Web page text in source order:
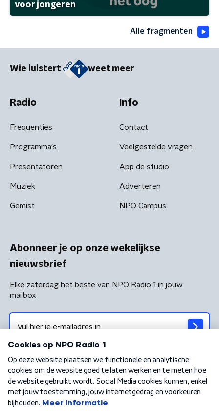
voor jongeren
Alle fragmenten
Wie luistert weet meer
Radio
Frequenties
Programma's
Presentatoren
Muziek
Gemist
Info
Contact
Veelgestelde vragen
App de studio
Adverteren
NPO Campus
Abonneer je op onze wekelijkse
nieuwsbrief
Elke zaterdag het beste van NPO Radio 1 in jouw
mailbox
Algemene voorwaarden